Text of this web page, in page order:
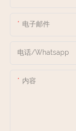
电子邮件
电话/whatsapp
内容